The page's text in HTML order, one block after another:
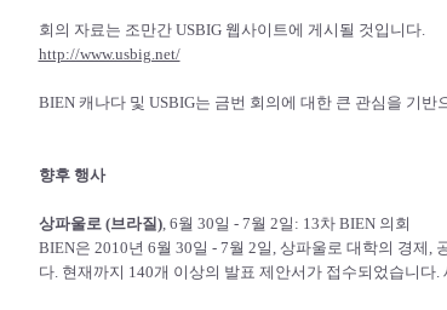
회의 자료는 조만간 USBIG 웹사이트에 게시될 것입니다.
http://www.usbig.net/
BIEN 캐나다 및 USBIG는 금번 회의에 대한 큰 관심을 기
향후 행사
상파울로 (브라질), 6월 30일 - 7월 2일: 13차 BIEN 의회
BIEN은 2010년 6월 30일 - 7월 2일, 상파울로 대학의 경제,
다. 현재까지 140개 이상의 발표 제안서가 접수되었습니다.